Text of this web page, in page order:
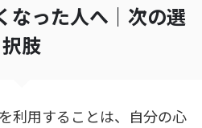
なった人へ｜次の選
択肢
利用することは、自分の心